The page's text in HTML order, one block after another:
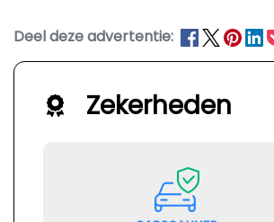
Deel deze advertentie:
Zekerheden